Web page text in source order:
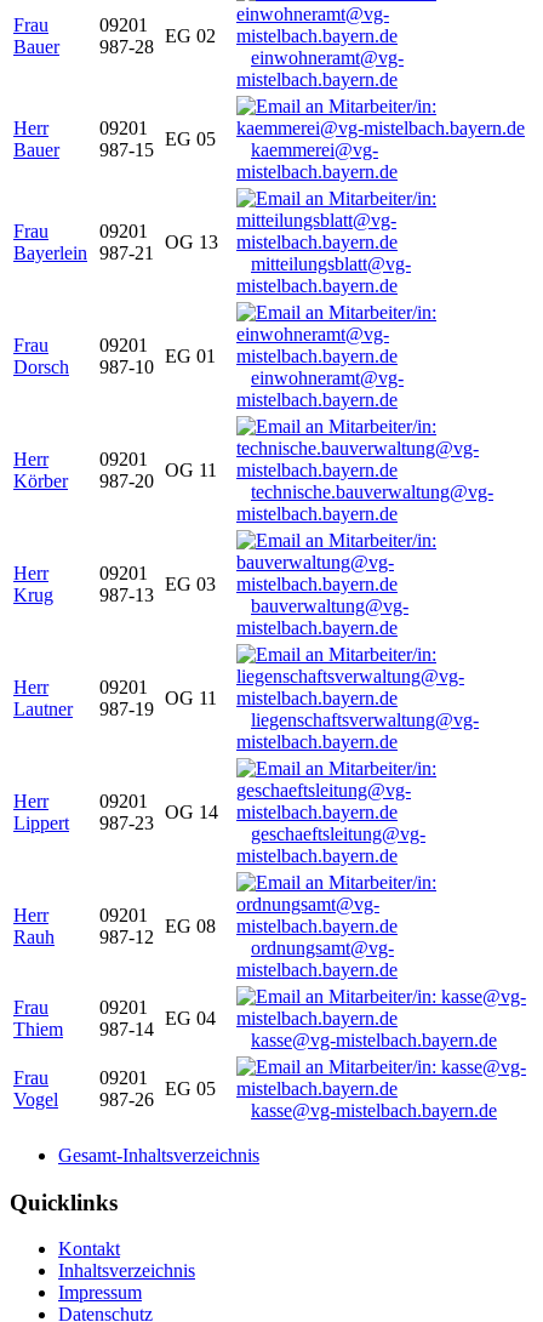
Frau
Bauer
09201
987-28
EG 02
einwohneramt@vg-
mistelbach.bayern.de
Herr
Bauer
09201
987-15
EG 05
kaemmerei@vg-
mistelbach.bayern.de
Frau
Bayerlein
09201
987-21
OG 13
mitteilungsblatt@vg-
mistelbach.bayern.de
Frau
Dorsch
09201
987-10
EG 01
einwohneramt@vg-
mistelbach.bayern.de
Herr
Körber
09201
987-20
OG 11
technische.bauverwaltung@vg-
mistelbach.bayern.de
Herr
Krug
09201
987-13
EG 03
bauverwaltung@vg-
mistelbach.bayern.de
Herr
Lautner
09201
987-19
OG 11
liegenschaftsverwaltung@vg-
mistelbach.bayern.de
Herr
Lippert
09201
987-23
OG 14
geschaeftsleitung@vg-
mistelbach.bayern.de
Herr
Rauh
09201
987-12
EG 08
ordnungsamt@vg-
mistelbach.bayern.de
Frau
Thiem
09201
987-14
EG 04
kasse@vg-mistelbach.bayern.de
Frau
Vogel
09201
987-26
EG 05
kasse@vg-mistelbach.bayern.de
Gesamt-Inhaltsverzeichnis
Quicklinks
Kontakt
Inhaltsverzeichnis
Impressum
Datenschutz